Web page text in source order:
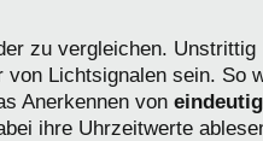
zu vergleichen. Unstrittig
von Lichtsignalen sein. So
Anerkennen von
ihre Uhrzeitwerte